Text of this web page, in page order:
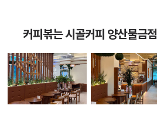
커피볶는 시골커피 양산물금점